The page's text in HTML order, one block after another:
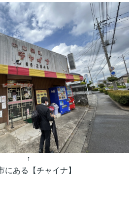
↑
にある【チャイナ】